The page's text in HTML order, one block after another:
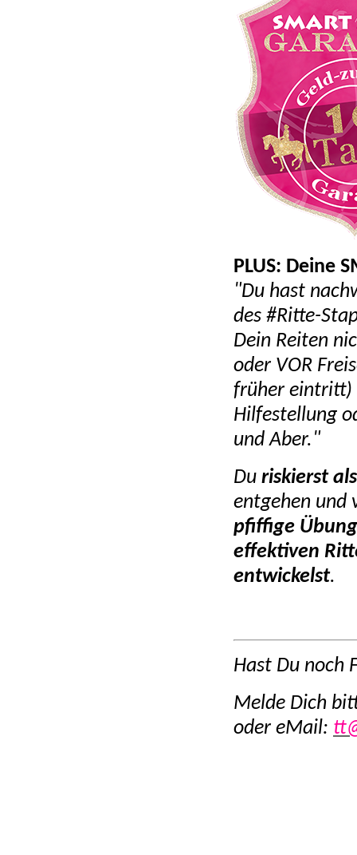
PLUS: Deine
"Du hast
des #Ritte-
Dein Reiten
oder VOR
früher eintritt)
Hilfestellung
und Aber."
Du riskierst
entgehen und
pfiffige
effektiven
entwickelst.
Hast Du noch
Melde Dich
oder eMail: